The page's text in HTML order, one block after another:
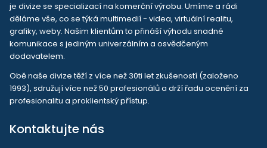
je divize se specializací na komerční výrobu. Umíme a rádi
děláme vše, co se týká multimedií - videa, virtuální realitu,
grafiky, weby. Našim klientům to přináší výhodu snadné
komunikace s jediným univerzálním a osvědčeným
dodavatelem.
Obě naše divize těží z více než 30ti let zkušeností (založeno
1993), sdružují více než 50 profesionálů a drží řadu ocenění za
profesionalitu a proklientský přístup.
Kontaktujte nás